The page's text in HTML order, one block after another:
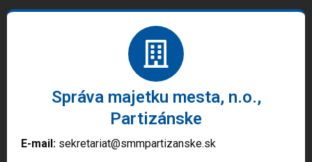
Správa majetku mesta, n.o.,
Partizánske
E-mail: sekretariat@smmpartizanske.sk